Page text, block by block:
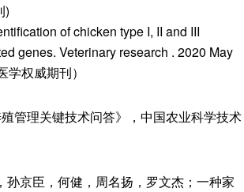
)
of chicken type I, II and III
genes. Veterinary research . 2020 May
权威期刊）
管理关键技术问答》，中国农业科学技术
孙京臣，何健，周名扬，罗文杰；一种家